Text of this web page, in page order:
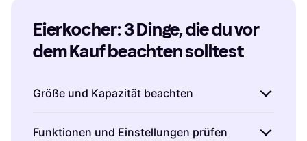
Eierkocher: 3 Dinge, die du vor
dem Kauf beachten solltest
Größe und Kapazität beachten
Funktionen und Einstellungen prüfen